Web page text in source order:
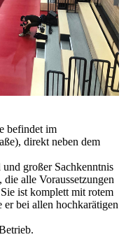
befindet im
direkt neben dem
großer Sachkenntnis
alle Voraussetzungen
ist komplett mit rotem
bei allen hochkarätigen